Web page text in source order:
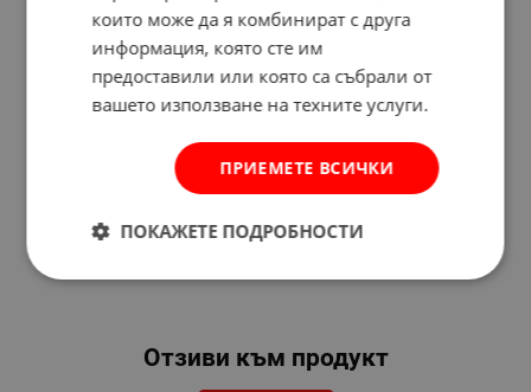
Отзиви към продукт
които може да я комбинират с друга
информация, която сте им
предоставили или която са събрали от
вашето използване на техните услуги.
ПРИЕМЕТЕ ВСИЧКИ
ПОКАЖЕТЕ ПОДРОБНОСТИ